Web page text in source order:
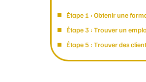
Étape 1 : Obtenir une
Étape 3 : Trouver un
Étape 5 : Trouver des